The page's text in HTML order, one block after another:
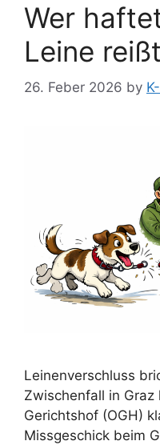
Wer
Leine
26. Feber 2026 by
Leinenverschluss
Zwischenfall in
Gerichtshof (OGH)
Missgeschick beim